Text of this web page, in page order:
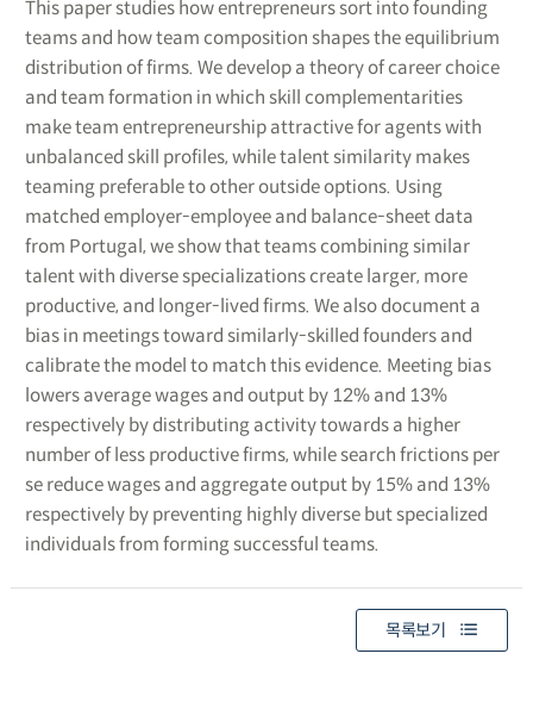
This paper studies how entrepreneurs sort into founding
teams and how team composition shapes the equilibrium
distribution of firms. We develop a theory of career choice
and team formation in which skill complementarities
make team entrepreneurship attractive for agents with
unbalanced skill profiles, while talent similarity makes
teaming preferable to other outside options. Using
matched employer-employee and balance-sheet data
from Portugal, we show that teams combining similar
talent with diverse specializations create larger, more
productive, and longer-lived firms. We also document a
bias in meetings toward similarly-skilled founders and
calibrate the model to match this evidence. Meeting bias
lowers average wages and output by 12% and 13%
respectively by distributing activity towards a higher
number of less productive firms, while search frictions per
se reduce wages and aggregate output by 15% and 13%
respectively by preventing highly diverse but specialized
individuals from forming successful teams.
목록보기